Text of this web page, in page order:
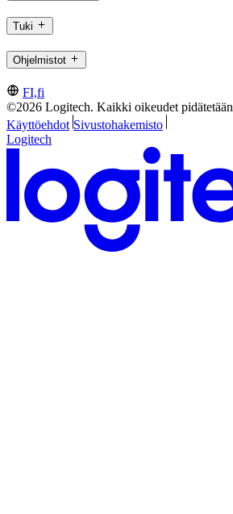
Tuki
Ohjelmistot
FI,fi
©2026 Logitech. Kaikki oikeudet pidätetään
Käyttöehdot Sivustohakemisto
Logitech